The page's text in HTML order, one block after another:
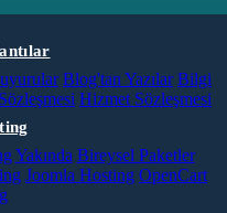
Blog'tan Yazılar Bilgi
Hizmet Sözleşmesi
Yakında Bireysel Paketler
Joomla Hosting OpenCart